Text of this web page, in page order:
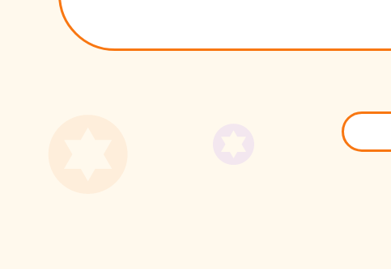
保管に万全の配慮を行います。
４．個人情報に関する法令や規範